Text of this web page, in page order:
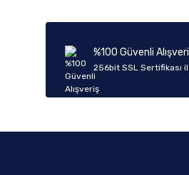
Ürün fiyatı diğer sitelerden
Bu ürüne benzer farklı
%100 Güvenli
256bit SSL Sertifikası